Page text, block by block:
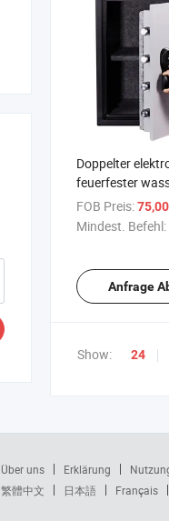
Doppelter
feuerfester
Safe für den
FOB Preis:
Mindest. Befehl:
Anfrage
Show: 24
Über uns Erklärung
繁體中文 日本語 Français